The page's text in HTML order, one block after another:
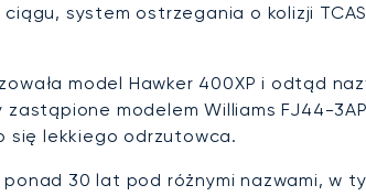
system ostrzegania o kolizji
model Hawker 400XP i odtąd
modelem Williams FJ44-
się lekkiego odrzutowca.
30 lat pod różnymi nazwami, w